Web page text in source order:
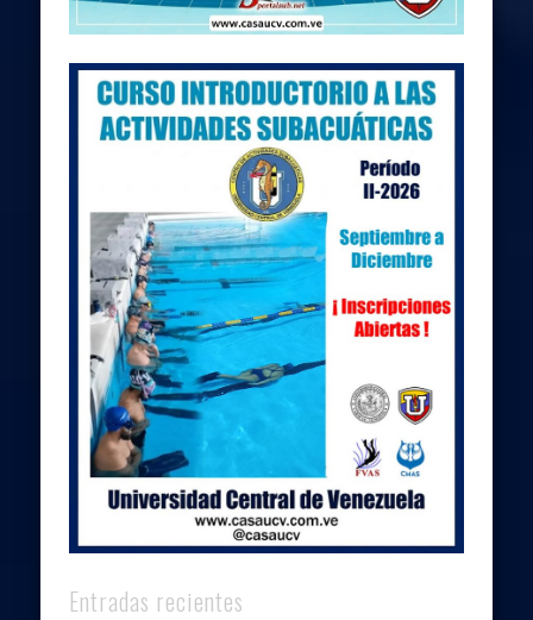
Entradas recientes